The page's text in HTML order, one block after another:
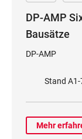
DP-AMP
Bausätze
DP-AMP
Stand A1-
Mehr